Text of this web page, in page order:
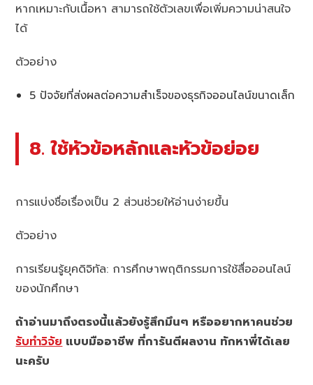
หากเหมาะกับเนื้อหา สามารถใช้ตัวเลขเพื่อเพิ่มความน่าสนใจ
ได้
ตัวอย่าง
5 ปัจจัยที่ส่งผลต่อความสำเร็จของธุรกิจออนไลน์ขนาดเล็ก
8. ใช้หัวข้อหลักและหัวข้อย่อย
การแบ่งชื่อเรื่องเป็น 2 ส่วนช่วยให้อ่านง่ายขึ้น
ตัวอย่าง
การเรียนรู้ยุคดิจิทัล: การศึกษาพฤติกรรมการใช้สื่อออนไลน์
ของนักศึกษา
ถ้าอ่านมาถึงตรงนี้แล้วยังรู้สึกมึนๆ หรืออยากหาคนช่วย
รับทำวิจัยแบบมืออาชีพ ที่การันตีผลงาน ทักหาพี่ได้เลย
นะครับ